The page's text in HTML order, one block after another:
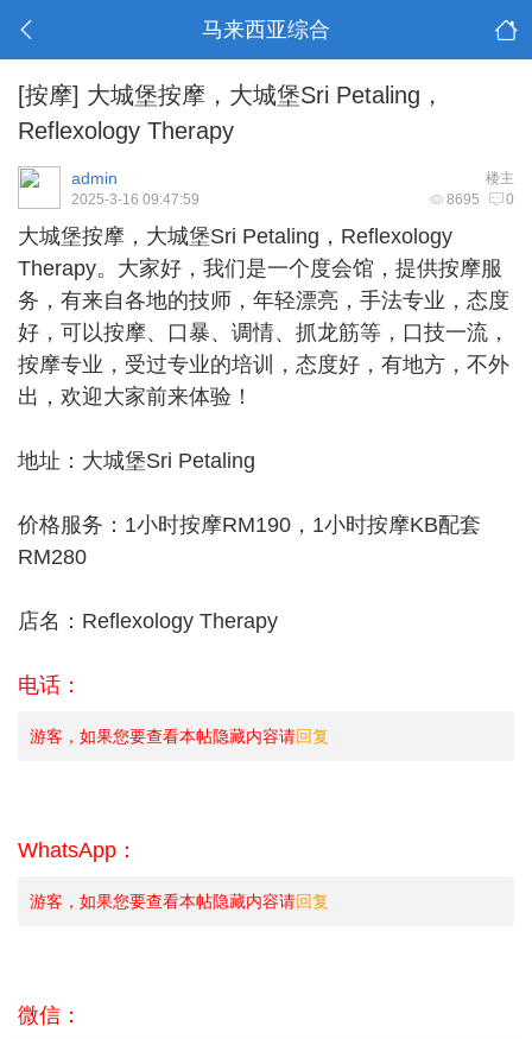
马来西亚综合
[按摩] 大城堡按摩，大城堡Sri Petaling，
Reflexology Therapy
楼主
admin
8695 0
2025-3-16 09:47:59
大城堡按摩 ，大城堡Sri Petaling，Reflexology
Therapy。大家好，我们是一个度会馆，提供按摩服
务，有来自各地的技师，年轻漂亮，手法专业，态度
好，可以按摩、口暴、调情、抓龙筋等，口技一流，
按摩专业，受过专业的培训，态度好，有地方，不外
出，欢迎大家前来体验！
地址：大城堡Sri Petaling
价格服务：1小时按摩RM190，1小时按摩KB配套
RM280
店名：Reflexology Therapy
电话：
游客，如果您要查看本帖隐藏内容请回复
WhatsApp：
游客，如果您要查看本帖隐藏内容请回复
微信：